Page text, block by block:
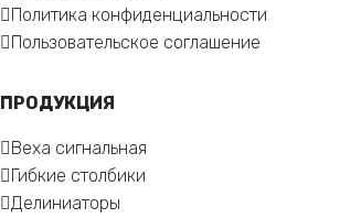
Политика конфиденциальности
Пользовательское соглашение
ПРОДУКЦИЯ
Веха сигнальная
Гибкие столбики
Делиниаторы